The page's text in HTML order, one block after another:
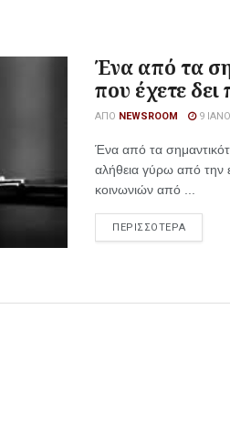
Ένα από τα
που έχετε δει
ΑΠΌ NEWSROOM 9
Ένα από τα
αλήθεια γύρω από την
κοινωνιών από ...
ΠΕΡΙΣΣΟΤΕΡΑ